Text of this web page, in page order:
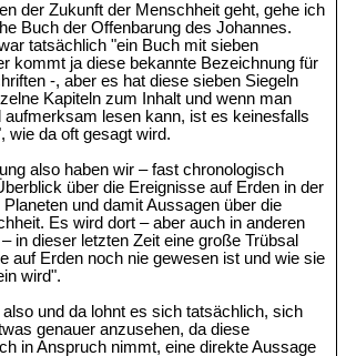
der Zukunft der Menschheit geht, gehe ich
Buch der Offenbarung des Johannes.
tatsächlich "ein Buch mit sieben
kommt ja diese bekannte Bezeichnung für
-, aber es hat diese sieben Siegeln
Kapiteln zum Inhalt und wenn man
aufmerksam lesen kann, ist es keinesfalls
wie da oft gesagt wird.
also haben wir – fast chronologisch
über die Ereignisse auf Erden in der
Planeten und damit Aussagen über die
Es wird dort – aber auch in anderen
in dieser letzten Zeit eine große Trübsal
auf Erden noch nie gewesen ist und wie sie
wird".
und da lohnt es sich tatsächlich, sich
genauer anzusehen, da diese
in Anspruch nimmt, eine direkte Aussage